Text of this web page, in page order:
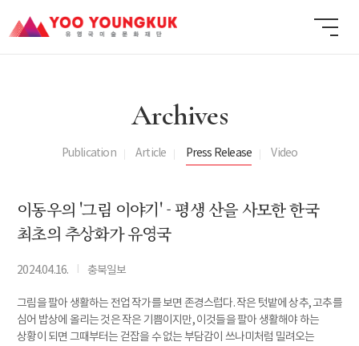
Archives
Publication Article Press Release Video
이동우의 '그림 이야기' - 평생 산을 사모한 한국
최초의 추상화가 유영국
2024.04.16. 충북일보
그림을 팔아 생활하는 전업 작가를 보면 존경스럽다. 작은 텃밭에 상추, 고추를
심어 밥상에 올리는 것은 작은 기쁨이지만, 이것들을 팔아 생활해야 하는
상황이 되면 그때부터는 걷잡을 수 없는 부담감이 쓰나미처럼 밀려오는